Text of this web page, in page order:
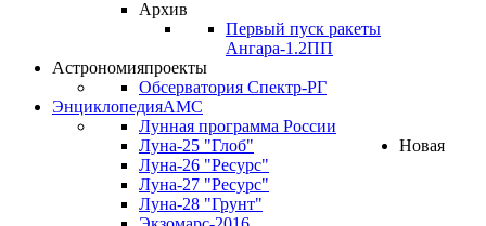
Архив
Первый пуск ракеты
Ангара-1.2ПП
Астрономияпроекты
Обсерватория Спектр-РГ
ЭнциклопедияАМС
Лунная программа России
Луна-25 "Глоб"
Луна-26 "Ресурс"
Луна-27 "Ресурс"
Луна-28 "Грунт"
Новая